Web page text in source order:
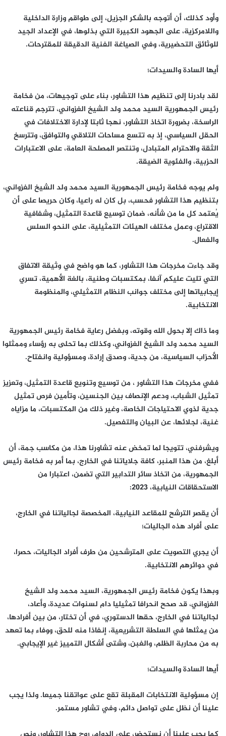
وأود كذلك، أن أتوجه بالشكر الجزيل، إلى طواقم وزارة الداخلية
واللامركزية، على الجهود الكبيرة التي بذلوها، في الإعداد الجيد
للوثائق التحضيرية، وفي الصياغة الفنية الدقيقة للمقترحات.
أيها السادة والسيدات؛
لقد بادرنا إلى تنظيم هذا التشاور، بناء على توجيهات، من فخامة
رئيس الجمهورية السيد محمد ولد الشيخ الغزواني، تترجم قناعته
الراسخة، بضرورة اتخاذ التشاور، نهجا ثابتا لإدارة الاختلافات في
الحقل السياسي، إذ به تتسع مساحات التلاقي والتوافق، وتترسخ
الثقة والاحترام المتبادل، وتنتصر المصلحة العامة، على الاعتبارات
الحزبية، والفئوية الضيقة.
ولم يوجه فخامة رئيس الجمهورية السيد محمد ولد الشيخ الغزواني،
بتنظيم هذا التشاور فحسب، بل كان له راعيا، وكان حريصا على أن
يُعتمد كل ما من شأنه، ضمان توسيع قاعدة التمثيل، وشفافية
الاقتراع، وعمل مختلف الهيئات التمثيلية، على النحو السلس
والفعال.
وقد جاءت مخرجات هذا التشاور، كما هو واضح في وثيقة الاتفاق
التي تليت عليكم آنفا، بمكتسبات وطنية، بالغة الأهمية، تسري
إيجابياتها إلى مختلف جوانب النظام التمثيلي، والمنظومة
الانتخابية.
وما ذاك إلا بحول الله وقوته، وبفضل رعاية فخامة رئيس الجمهورية
السيد محمد ولد الشيخ الغزواني، وكذلك بما تحلى به رؤساء وممثلوا
الأحزاب السياسية، من جدية، وصدق إرادة، ومسؤولية وانفتاح.
ففي مخرجات هذا التشاور ، من توسيع وتنويع قاعدة التمثيل، وتعزيز
تمثيل الشباب، ودعم الإنصاف بين الجنسين، وتأمين فرص تمثيل
جدية لذوي الاحتياجات الخاصة، وغير ذلك من المكتسبات، ما مزاياه
غنية، لجلائها، عن البيان والتفصيل.
ويشرفني، تتويجا لما تمخض عنه تشاورنا هذا، من مكاسب جمة، أن
أبلغ، من هذا المنبر، كافة جلاياتنا في الخارج، بما أمر به فخامة رئيس
الجمهورية، من اتخاذ سائر التدابير التي تضمن، اعتبارا من
الاستحقاقات النيابية، 2023:
أن يقصر الترشح للمقاعد النيابية، المخصصة لجالياتنا في الخارج،
على أفراد هذه الجاليات؛
أن يجري التصويت على المترشحين من طرف أفراد الجاليات، حصرا،
في دوائرهم الانتخابية.
وبهذا يكون فخامة رئيس الجمهورية، السيد محمد ولد الشيخ
الغزواني، قد صحح انحرافا تمثيليا دام لسنوات عديدة، وأعاد،
لجالياتنا في الخارج، حقها الدستوري، في أن تختار، من بين أفرادها،
من يمثلها في السلطة التشريعية، إنفاذا منه للحق، ووفاء بما تعهد
به من محاربة الظلم، والغبن، وشتى أشكال التمييز غير الإيجابي.
أيها السادة والسيدات؛
إن مسؤولية الانتخابات المقبلة تقع على عواتقنا جميعا. ولذا يجب
علينا أن نظل على تواصل دائم، وفي تشاور مستمر.